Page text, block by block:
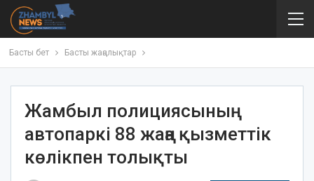
Басты бет Басты жаңалықтар
Жамбыл полициясының
автопаркі 88 жаңа қызметтік
көлікпен толықты